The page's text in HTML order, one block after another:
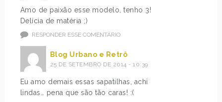
Amo de paixão esse modelo, tenho 3!
Delícia de matéria ;)
RESPONDER ESSE COMENTÁRIO
Blog Urbano e Retrô
25 DE SETEMBRO DE 2014 - 10:39
Eu amo demais essas sapatilhas, achi
lindas… pena que são tão caras! :(